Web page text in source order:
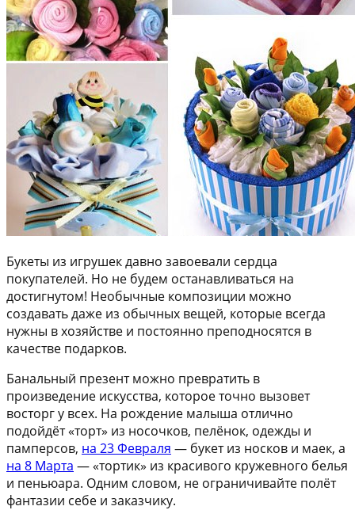
Букеты из игрушек давно завоевали сердца
покупателей. Но не будем останавливаться на
достигнутом! Необычные композиции можно
создавать даже из обычных вещей, которые всегда
нужны в хозяйстве и постоянно преподносятся в
качестве подарков.
Банальный презент можно превратить в
произведение искусства, которое точно вызовет
восторг у всех. На рождение малыша отлично
подойдёт «торт» из носочков, пелёнок, одежды и
памперсов, на 23 Февраля — букет из носков и маек, а
на 8 Марта — «тортик» из красивого кружевного белья
и пеньюара. Одним словом, не ограничивайте полёт
фантазии себе и заказчику.